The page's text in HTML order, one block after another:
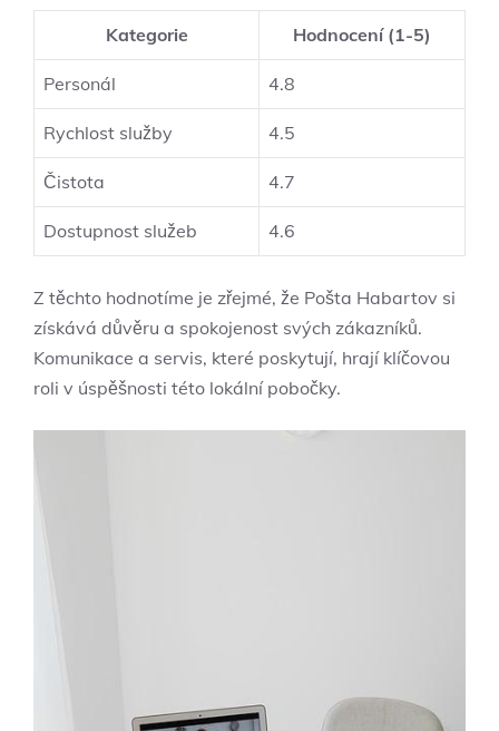
Kategorie Hodnocení (1-5)
Personál 4.8
Rychlost služby 4.5
Čistota 4.7
Dostupnost služeb 4.6
Z těchto hodnotíme je zřejmé, že Pošta Habartov si
získává důvěru a spokojenost svých zákazníků.
Komunikace a servis, které poskytují, hrají klíčovou
roli v úspěšnosti této lokální pobočky.